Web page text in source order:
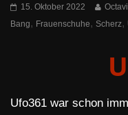
15. Oktober 2022
Bang, Frauenschuhe, Scherz,
Ufo361 war schon